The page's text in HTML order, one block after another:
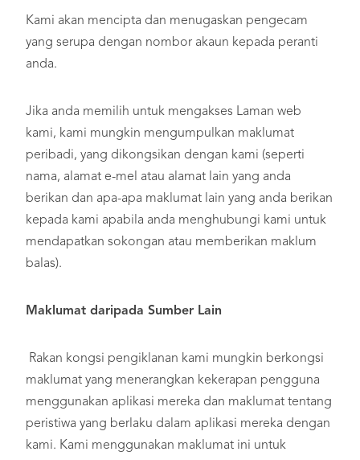
Kami akan mencipta dan menugaskan pengecam
yang serupa dengan nombor akaun kepada peranti
anda.
Jika anda memilih untuk mengakses Laman web
kami, kami mungkin mengumpulkan maklumat
peribadi, yang dikongsikan dengan kami (seperti
nama, alamat e-mel atau alamat lain yang anda
berikan dan apa-apa maklumat lain yang anda berikan
kepada kami apabila anda menghubungi kami untuk
mendapatkan sokongan atau memberikan maklum
balas).
Maklumat daripada Sumber Lain
Rakan kongsi pengiklanan kami mungkin berkongsi
maklumat yang menerangkan kekerapan pengguna
menggunakan aplikasi mereka dan maklumat tentang
peristiwa yang berlaku dalam aplikasi mereka dengan
kami. Kami menggunakan maklumat ini untuk